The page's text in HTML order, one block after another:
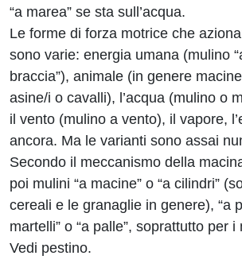
“a marea” se sta sull’acqua.
Le forme di forza motrice che
sono varie: energia umana (mulino
braccia”), animale (in genere
asine/i o cavalli), l’acqua (mulino o
il vento (mulino a vento), il vapore,
ancora. Ma le varianti sono assai
Secondo il meccanismo della
poi mulini “a macine” o “a cilindri”
cereali e le granaglie in genere), “a
martelli” o “a palle”, soprattutto per i
Vedi pestino.